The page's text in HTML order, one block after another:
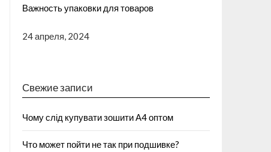
Важность упаковки для товаров
24 апреля, 2024
Свежие записи
Чому слід купувати зошити А4 оптом
Что может пойти не так при подшивке?